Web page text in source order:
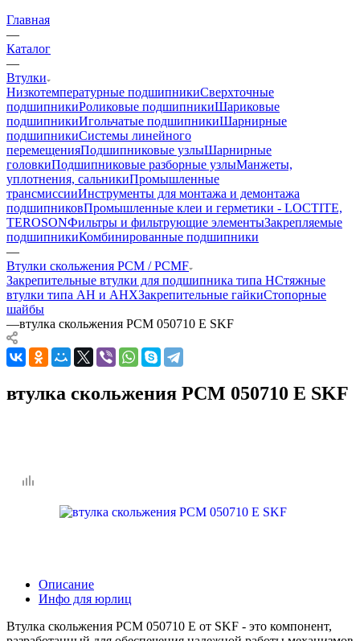
Главная
—
Каталог
—
Втулки
Низкотемпературные подшипникиСверхточные
подшипникиРоликовые подшипникиШариковые
подшипникиИгольчатые подшипникиШарнирные
подшипникиСистемы линейного
перемещенияПодшипниковые узлыШарнирные
головкиПодшипниковые разборные узлыМанжеты,
уплотнения, сальникиПромышленные
трансмиссииИнструменты для монтажа и демонтажа
подшипниковПромышленные клеи и герметики - LOCTITE,
TEROSONФильтры и фильтрующие элементыЗакрепляемые
подшипникиКомбинированные подшипники
—
Втулки скольжения PCM / PCMF
Закрепительные втулки для подшипника типа HСтяжные
втулки типа AH и AHXЗакрепительные гайкиСтопорные
шайбы
—втулка скольжения PCM 050710 E SKF
втулка скольжения PCM 050710 E SKF
Описание
Инфо для юрлиц
Втулка скольжения PCM 050710 E от SKF - это компонент,